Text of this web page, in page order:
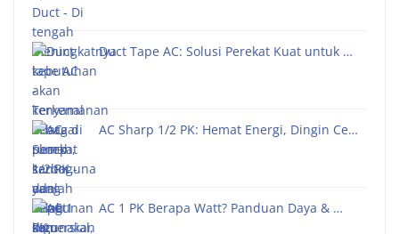
Duct Tape AC: Solusi Perekat Kuat untuk …
AC Sharp 1/2 PK: Hemat Energi, Dingin Ce…
AC 1 PK Berapa Watt? Panduan Daya & …